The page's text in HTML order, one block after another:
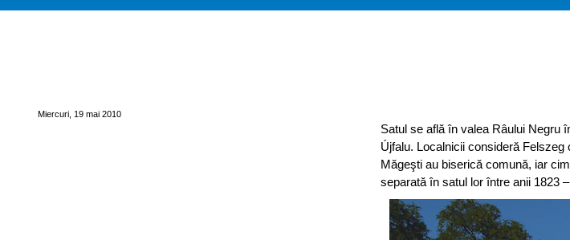
Miercuri, 19 mai 2010
Satul se află în valea Râului Negru
Újfalu. Localnicii consideră
Măgeşti au biserică comună, iar
separată în satul lor între anii 1823